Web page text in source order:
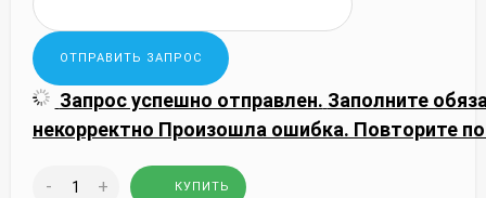
Запрос успешно отправлен. Заполните
некорректно Произошла ошибка. Повторите
- + КУПИТЬ